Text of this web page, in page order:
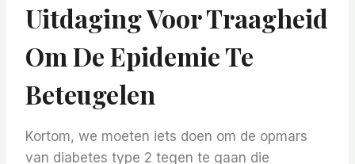
Uitdaging Voor Traagheid
Om De Epidemie Te
Beteugelen
Kortom, we moeten iets doen om de opmars
van diabetes type 2 tegen te gaan die